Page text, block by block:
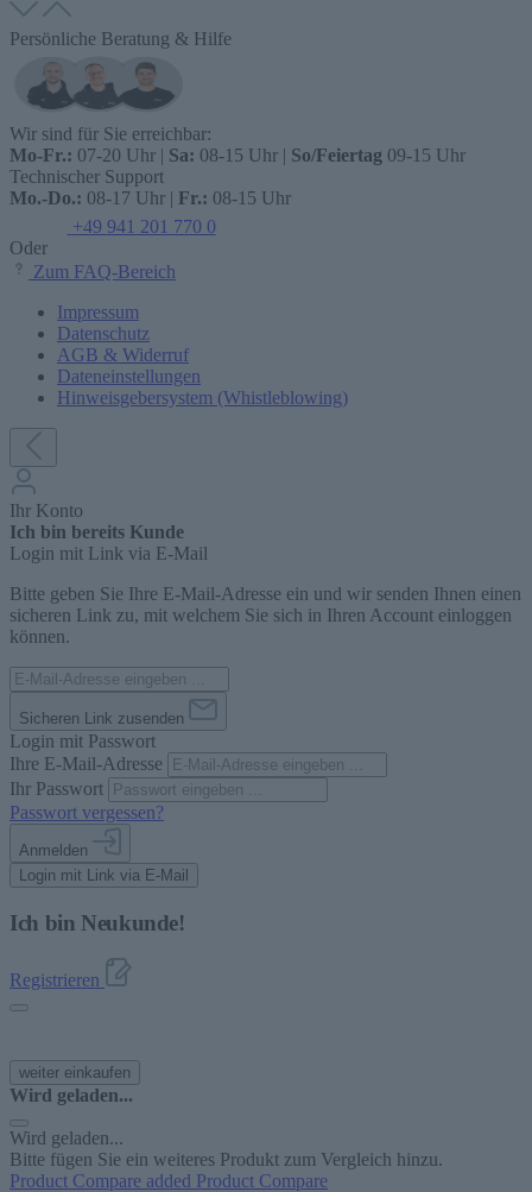
Persönliche Beratung & Hilfe
Wir sind für Sie erreichbar:
Mo-Fr.: 07-20 Uhr | Sa: 08-15 Uhr | So/Feiertag 09-15 Uhr
Technischer Support
Mo.-Do.: 08-17 Uhr | Fr.: 08-15 Uhr
+49 941 201 770 0
Oder
Zum FAQ-Bereich
Impressum
Datenschutz
AGB & Widerruf
Dateneinstellungen
Hinweisgebersystem (Whistleblowing)
Ihr Konto
Ich bin bereits Kunde
Login mit Link via E-Mail
Bitte geben Sie Ihre E-Mail-Adresse ein und wir senden Ihnen einen
sicheren Link zu, mit welchem Sie sich in Ihren Account einloggen
können.
Sicheren Link zusenden
Login mit Passwort
Ihre E-Mail-Adresse
Ihr Passwort
Passwort vergessen?
Anmelden
Login mit Link via E-Mail
Ich bin Neukunde!
Registrieren
weiter einkaufen
Wird geladen...
Wird geladen...
Bitte fügen Sie ein weiteres Produkt zum Vergleich hinzu.
Product Compare added Product Compare